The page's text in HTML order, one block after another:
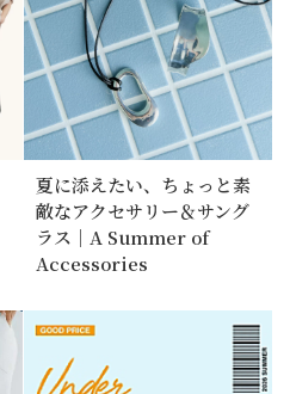
夏に添えたい、ちょっと素
敵なアクセサリー＆サング
ラス｜A Summer of
Accessories